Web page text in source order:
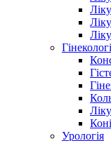
Урологія